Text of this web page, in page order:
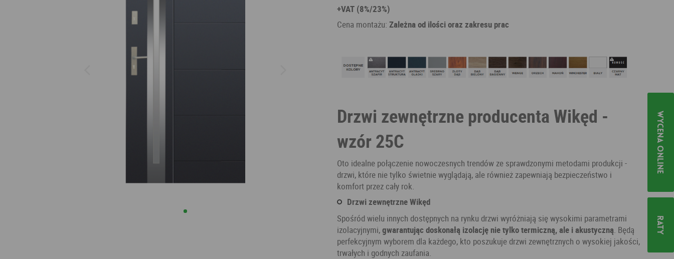
+VAT (8%/23%)
Cena montażu: Zależna od ilości oraz zakresu prac
Drzwi zewnętrzne producenta Wikęd -
wzór 25C
Oto idealne połączenie nowoczesnych trendów ze sprawdzonymi metodami produkcji -
drzwi, które nie tylko świetnie wyglądają, ale również zapewniają bezpieczeństwo i
komfort przez cały rok.
Drzwi zewnętrzne Wikęd
Spośród wielu innych dostępnych na rynku drzwi wyróżniają się wysokimi parametrami
izolacyjnymi,gwarantując doskonałą izolację nie tylko termiczną, ale i akustyczną. Będą
perfekcyjnym wyborem dla każdego, kto poszukuje drzwi zewnętrznych o wysokiej jakości,
trwałych i godnych zaufania.
Wycena online
Raty